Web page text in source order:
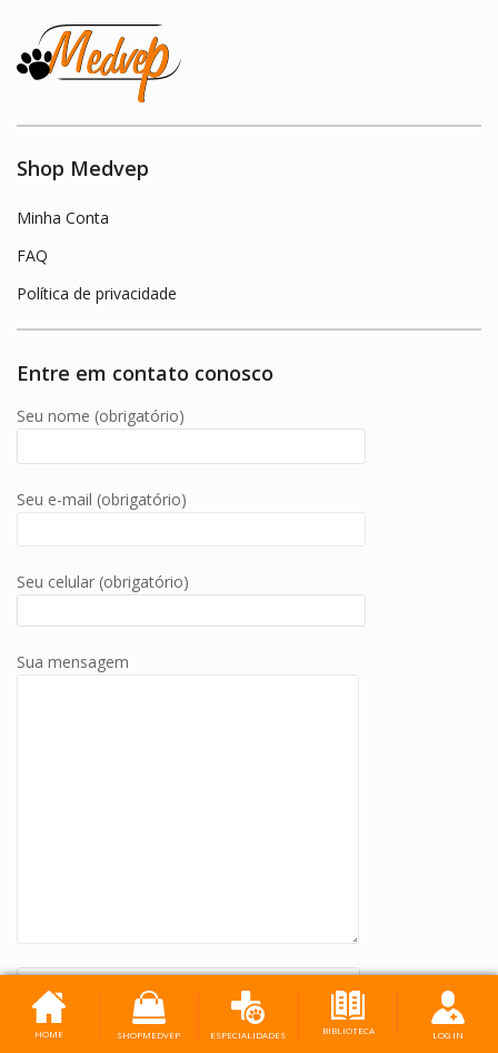
Shop Medvep
Minha Conta
FAQ
Política de privacidade
Entre em contato conosco
Seu nome (obrigatório)
Seu e-mail (obrigatório)
Seu celular (obrigatório)
Sua mensagem
Please prove you are human by selecting the tree.
HOME SHOPMEDVEP ESPECIALIDADES BIBLIOTECA LOG IN